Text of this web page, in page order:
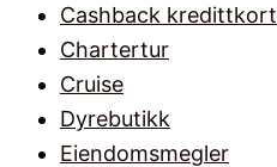
Cashback kredittkort
Chartertur
Cruise
Dyrebutikk
Eiendomsmegler